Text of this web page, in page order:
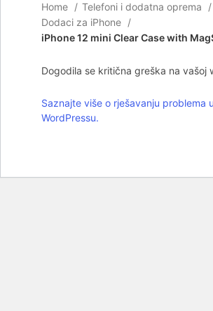
Home
Telefoni i dodatna oprema
Dodaci za iPhone
iPhone 12 mini Clear Case with
Dogodila se kritična greška na vašoj
Saznajte više o rješavanju problema u
WordPressu.